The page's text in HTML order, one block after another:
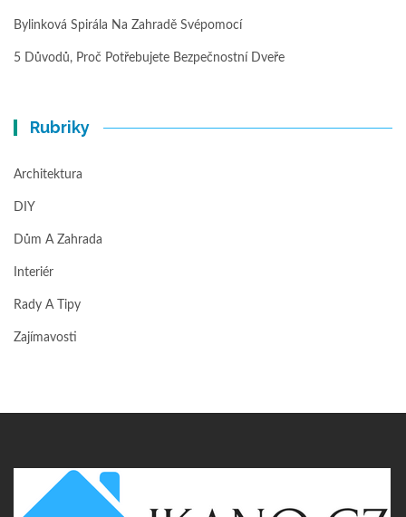
Bylinková Spirála Na Zahradě Svépomocí
5 Důvodů, Proč Potřebujete Bezpečnostní Dveře
Rubriky
Architektura
DIY
Dům A Zahrada
Interiér
Rady A Tipy
Zajímavosti